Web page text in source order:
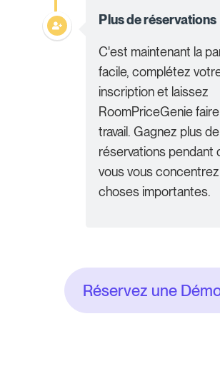
Plus de réservations
C'est maintenant la
facile, complétez
inscription et laissez
RoomPriceGenie
travail. Gagnez plus de
réservations pendant
vous vous
choses importantes.
Réservez une